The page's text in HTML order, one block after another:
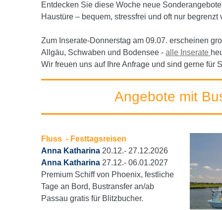
Entdecken Sie diese Woche neue
Haustüre – bequem, stressfrei und oft nur begrenzt
Zum Inserate-Donnerstag am 09.07. erscheinen
Allgäu, Schwaben und Bodensee - alle Inserate
Wir freuen uns auf Ihre Anfrage und sind gerne für
Angebote mit
Fluss - Festtagsreisen
Anna Katharina 20.12.- 27.12.2026
Anna Katharina 27.12.- 06.01.2027
Premium Schiff von Phoenix, festliche
Tage an Bord, Bustransfer an/ab
Passau gratis für Blitzbucher.